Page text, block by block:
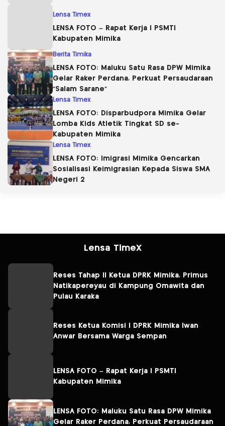
Lensa Timex
LENSA FOTO – Rapat Kerja I PSMTI
Kabupaten Mimika
Berita Timika
LENSA FOTO: Maluku Satu Rasa DPW Mimika
Gelar Raker Perdana, Perkuat Persaudaraan
“Salam Sarane”
Lensa Timex
LENSA FOTO: Disparbudpora Mimika Gelar
Lomba Kids Atletik Tingkat SD se-
Kabupaten Mimika
Lensa Timex
LENSA FOTO: Imigrasi Mimika Gencarkan
Sosialisasi Keimigrasian Kepada Siswa SMA
Negeri 2
Lensa TimeX
Reses Tahap II Ketua DPRK Mimika, Primus
Natikapereyau di Kampung Omawita dan
Pulau Karaka
Reses Ketua Komisi I DPRK Mimika Iwan
Anwar Bersama Warga Sempan
LENSA FOTO – Rapat Kerja I PSMTI
Kabupaten Mimika
LENSA FOTO: Maluku Satu Rasa DPW Mimika
Gelar Raker Perdana, Perkuat Persaudaraan